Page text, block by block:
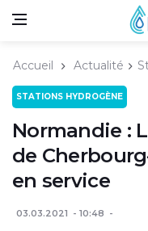
Accueil Actualité
STATIONS HYDROGÈNE
Normandie :
de
en service
03.03.2021 10:48